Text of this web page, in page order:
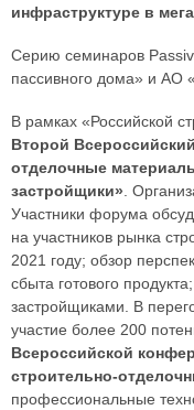
инфраструктуре в
Серию семинаров
пассивного дома» и АО
В рамках «Российской
Второй
отделочные
застройщики».
Участники форума
на участников рынка
2021 году; обзор
сбыта готового
застройщиками. В
участие более 200
Всероссийской
строительно-
профессиональные